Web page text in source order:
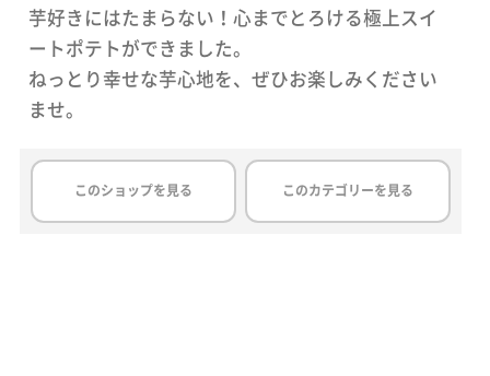
芋好きにはたまらない！心までとろける極上スイ
ートポテトができました。
ねっとり幸せな芋心地を、ぜひお楽しみください
このショップを見る このカテゴリーを見る